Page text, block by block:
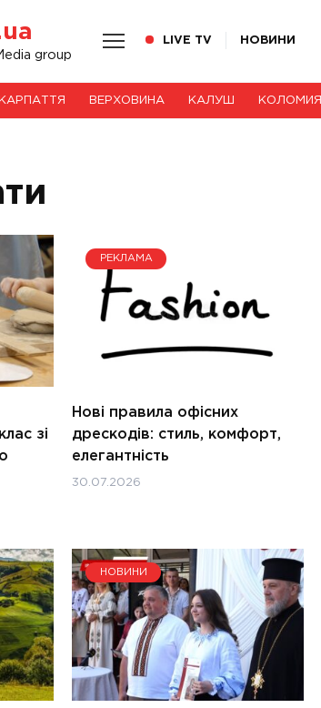
group
LIVE TV НОВИНИ
ВЕРХОВИНА КАЛУШ КОЛОМИЯ
зі
РЕКЛАМА
Нові правила офісних
дрескодів: стиль, комфорт,
елегантність
30.07.2026
НОВИНИ